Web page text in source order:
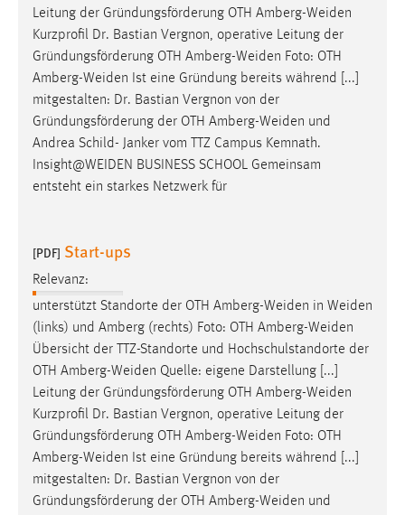
Leitung der Gründungsförderung OTH Amberg-Weiden
Kurzprofil Dr. Bastian Vergnon, operative Leitung der
Gründungsförderung OTH Amberg-Weiden Foto: OTH
Amberg-Weiden Ist eine Gründung bereits während [...]
mitgestalten: Dr. Bastian Vergnon von der
Gründungsförderung der OTH Amberg-Weiden und
Andrea Schild- Janker vom TTZ Campus Kemnath.
Insight@WEIDEN BUSINESS SCHOOL Gemeinsam
entsteht ein starkes Netzwerk für
[PDF] Start-ups
Relevanz:
unterstützt Standorte der OTH Amberg-Weiden in Weiden
(links) und Amberg (rechts) Foto: OTH Amberg-Weiden
Übersicht der TTZ-Standorte und Hochschulstandorte der
OTH Amberg-Weiden Quelle: eigene Darstellung [...]
Leitung der Gründungsförderung OTH Amberg-Weiden
Kurzprofil Dr. Bastian Vergnon, operative Leitung der
Gründungsförderung OTH Amberg-Weiden Foto: OTH
Amberg-Weiden Ist eine Gründung bereits während [...]
mitgestalten: Dr. Bastian Vergnon von der
Gründungsförderung der OTH Amberg-Weiden und